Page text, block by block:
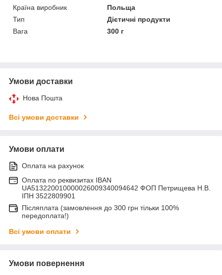
Країна виробник
Польща
Тип
Дієтичні продукти
Вага
300 г
Умови доставки
Нова Пошта
Всі умови доставки
Умови оплати
Оплата на рахунок
Оплата по реквизитах IBAN
UA513220010000026009340094642 ФОП Петрищева Н.В.
ІПН 3522809901
Післяплата (замовлення до 300 грн тільки 100%
передоплата!)
Всі умови оплати
Умови повернення